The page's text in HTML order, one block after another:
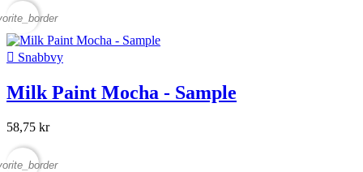
 Snabbvy
Milk Paint Mocha - Sample
58,75 kr